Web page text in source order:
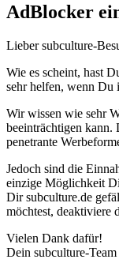
AdBlocker
Lieber subculture-
Wie es scheint, hast
sehr helfen, wenn Du
Wir wissen wie sehr
beeinträchtigen kann.
penetrante
Jedoch sind die
einzige Möglichkeit
Dir subculture.de
möchtest, deaktiviere
Vielen Dank dafür!
Dein subculture-Team